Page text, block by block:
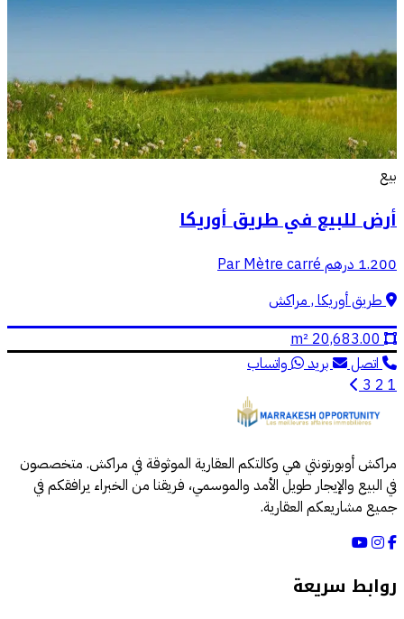
بيع
أرض للبيع في طريق أوريكا
1.200 درهم Par Mètre carré
طريق أوريكا , مراكش
اتصل
بريد
واتساب
1
2
3
مراكش أوبورتونتي هي وكالتكم العقارية الموثوقة في مراكش. متخصصون
في البيع والإيجار طويل الأمد والموسمي، فريقنا من الخبراء يرافقكم في
جميع مشاريعكم العقارية.
روابط سريعة